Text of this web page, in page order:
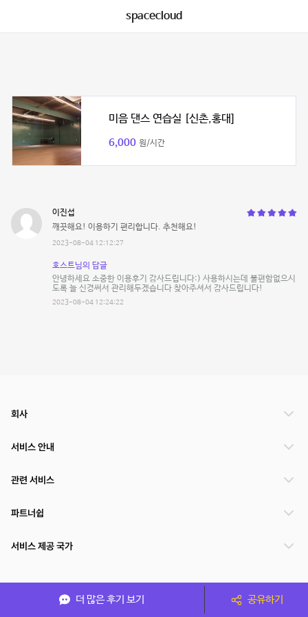
spacecloud
미음 댄스 연습실 [신촌,홍대]
6,000 원/시간
이진섭
깨끗해요! 이용하기 편리합니다. 추천해요!
2023-08-04 12:12:27
호스트님의 답글
안녕하세요 소중한 이용후기 감사드립니다:) 사용하시는데 불편함없으시
도록 늘 신경써서 관리해두겠습니다 찾아주셔서 감사드립니다!
2023-08-04 12:24:22
더 많은 후기 보기 공유하기
회사
서비스 안내
관련 서비스
파트너쉽
서비스 제공 국가
(주)NSPACE 사업자정보